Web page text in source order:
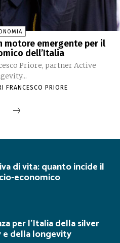
motore emergente per il
dell’Italia
Priore, partner Active
FRANCESCO PRIORE
di vita: quanto incide il
economico
per l’Italia della silver
e della longevity